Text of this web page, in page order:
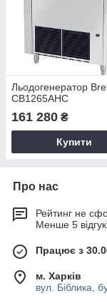
Льодогенератор
CB1265AHC
161 280 ₴
Купити
Про нас
Рейтинг не
Менше 5
Працює з
м. Харків
вул. Біблика,